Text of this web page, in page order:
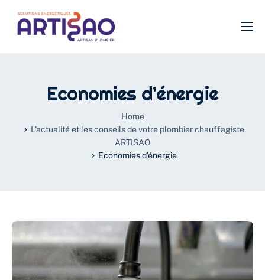
Economies d’énergie
Home
L’actualité et les conseils de votre plombier chauffagiste
ARTISAO
Economies d’énergie